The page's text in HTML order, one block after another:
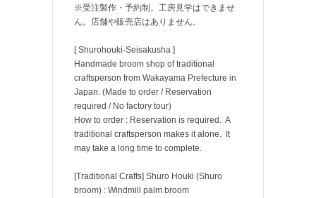
※受注製作・予約制。工房見学はできませ
ん。店舗や販売店はありません。
[ Shurohouki-Seisakusha ]
Handmade broom shop of traditional
craftsperson from Wakayama Prefecture in
Japan. (Made to order / Reservation
required / No factory tour)
How to order : Reservation is required. A
traditional craftsperson makes it alone. It
may take a long time to complete.
[Traditional Crafts] Shuro Houki (Shuro
broom) : Windmill palm broom